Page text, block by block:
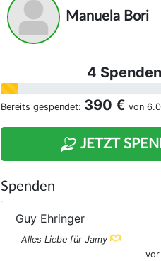
Manuela Bori
4 Spenden
Bereits gespendet: 390 € von
JETZT
Spenden
Guy Ehringer
Alles Liebe für Jamy
vor